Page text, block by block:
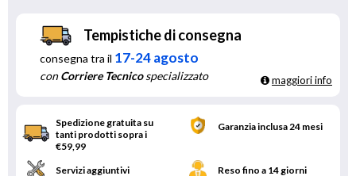
Tempistiche di consegna
consegna tra il 17-24 agosto
conCorriere Tecnicospecializzato maggiori info
Spedizione gratuita su
tanti prodotti sopra i
€59,99
Garanzia inclusa 24 mesi
Servizi aggiuntivi Reso fino a 14 giorni